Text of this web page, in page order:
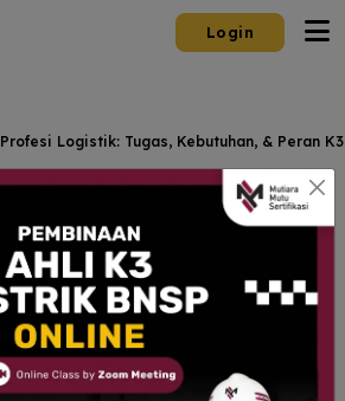
Login
Profesi Logistik: Tugas, Kebutuhan, & Peran